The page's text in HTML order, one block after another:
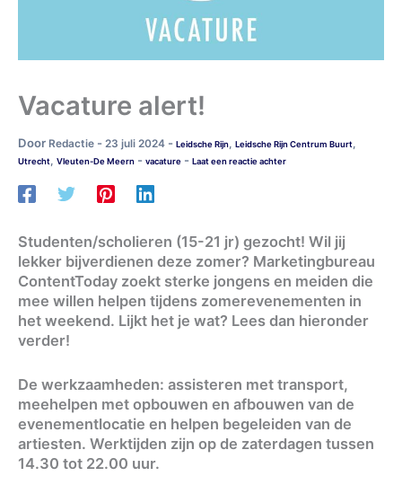
Vacature alert!
Door Redactie - 23 juli 2024 - Leidsche Rijn, Leidsche Rijn Centrum Buurt,
Utrecht, Vleuten-De Meern - vacature - Laat een reactie achter
Studenten/scholieren (15-21 jr) gezocht! Wil jij
lekker bijverdienen deze zomer? Marketingbureau
ContentToday zoekt sterke jongens en meiden die
mee willen helpen tijdens zomerevenementen in
het weekend. Lijkt het je wat? Lees dan hieronder
verder!
De werkzaamheden: assisteren met transport,
meehelpen met opbouwen en afbouwen van de
evenementlocatie en helpen begeleiden van de
artiesten. Werktijden zijn op de zaterdagen tussen
14.30 tot 22.00 uur.